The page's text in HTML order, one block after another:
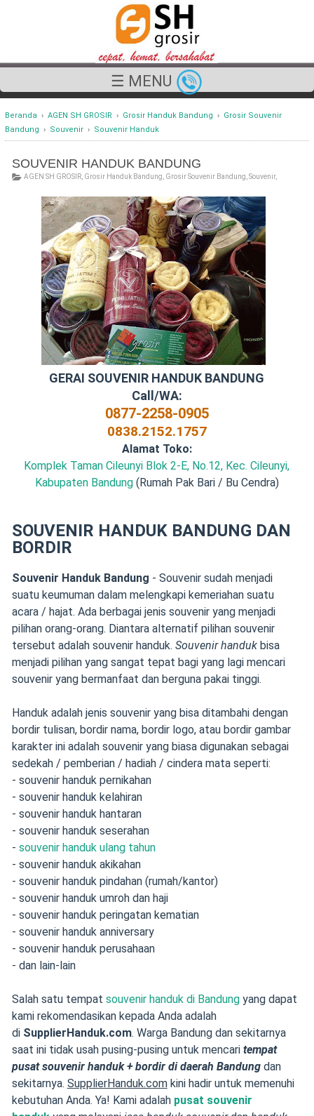
☰ MENU
Beranda › AGEN SH GROSIR › Grosir Handuk Bandung › Grosir Souvenir
Bandung › Souvenir › Souvenir Handuk
SOUVENIR HANDUK BANDUNG
AGEN SH GROSIR, Grosir Handuk Bandung Grosir Souvenir Bandung Souvenir,
GERAI SOUVENIR HANDUK BANDUNG
Call/WA:
0877-2258-0905
0838.2152.1757
Alamat Toko:
Komplek Taman Cileunyi Blok 2-E, No.12, Kec. Cileunyi,
Kabupaten Bandung(Rumah Pak Bari / Bu Cendra)
SOUVENIR HANDUK BANDUNG DAN
BORDIR
Souvenir Handuk Bandung - Souvenir sudah menjadi
suatu keumuman dalam melengkapi kemeriahan suatu
acara / hajat. Ada berbagai jenis souvenir yang menjadi
pilihan orang-orang. Diantara alternatif pilihan souvenir
tersebut adalah souvenir handuk. Souvenir handukbisa
menjadi pilihan yang sangat tepat bagi yang lagi mencari
souvenir yang bermanfaat dan berguna pakai tinggi.
Handuk adalah jenis souvenir yang bisa ditambahi dengan
bordir tulisan, bordir nama, bordir logo, atau bordir gambar
karakter ini adalah souvenir yang biasa digunakan sebagai
sedekah / pemberian / hadiah / cindera mata seperti:
- souvenir handuk pernikahan
- souvenir handuk kelahiran
- souvenir handuk hantaran
- souvenir handuk seserahan
- souvenir handuk ulang tahun
- souvenir handuk akikahan
- souvenir handuk pindahan (rumah/kantor)
- souvenir handuk umroh dan haji
- souvenir handuk peringatan kematian
- souvenir handuk anniversary
- souvenir handuk perusahaan
- dan lain-lain
Salah satu tempat souvenir handuk di Bandungyang dapat
kami rekomendasikan kepada Anda adalah
di SupplierHanduk.com. Warga Bandung dan sekitarnya
saat ini tidak usah pusing-pusing untuk mencari tempat
pusat souvenir handuk + bordir di daerah Bandungdan
sekitarnya. SupplierHanduk.comkini hadir untuk memenuhi
kebutuhan Anda. Ya! Kami adalah pusat souvenir